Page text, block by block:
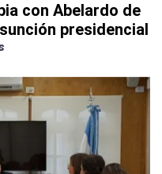
con Abelardo de
presidencial